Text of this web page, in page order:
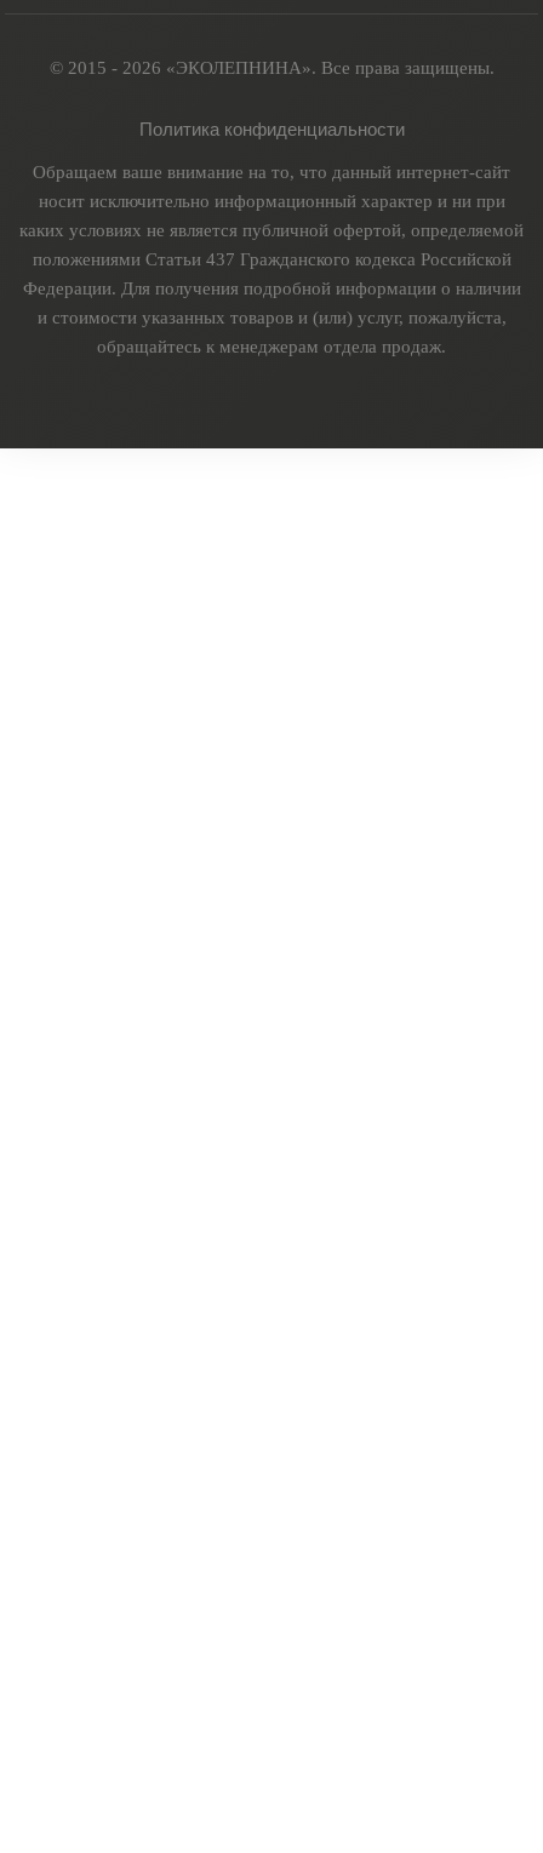
© 2015 - 2026 «ЭКОЛЕПНИНА». Все права защищены.
Политика конфиденциальности
Обращаем ваше внимание на то, что данный интернет-сайт
носит исключительно информационный характер и ни при
каких условиях не является публичной офертой, определяемой
положениями Статьи 437 Гражданского кодекса Российской
Федерации. Для получения подробной информации о наличии
и стоимости указанных товаров и (или) услуг, пожалуйста,
обращайтесь к менеджерам отдела продаж.